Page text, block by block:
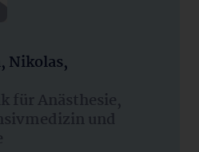
Nikolas,
für Anästhesie,
und